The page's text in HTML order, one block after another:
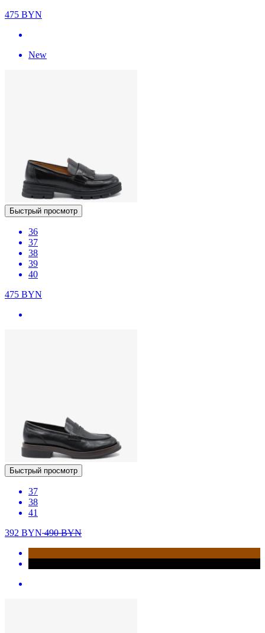
475 BYN
New
Быстрый просмотр
36
37
38
39
40
475 BYN
Быстрый просмотр
37
38
41
392 BYN490BYN